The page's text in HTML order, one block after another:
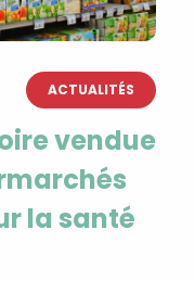
ACTUALITÉS
vendue
la santé